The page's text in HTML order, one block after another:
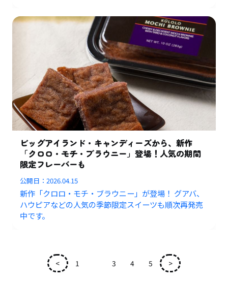
ビッグアイランド・キャンディーズから、新作
「クロロ・モチ・ブラウニー」登場！人気の期間
限定フレーバーも
公開日：2026.04.15
新作「クロロ・モチ・ブラウニー」が登場！ グアバ、
ハウピアなどの人気の季節限定スイーツも順次再発売
中です。
< 1 3 4 5 >